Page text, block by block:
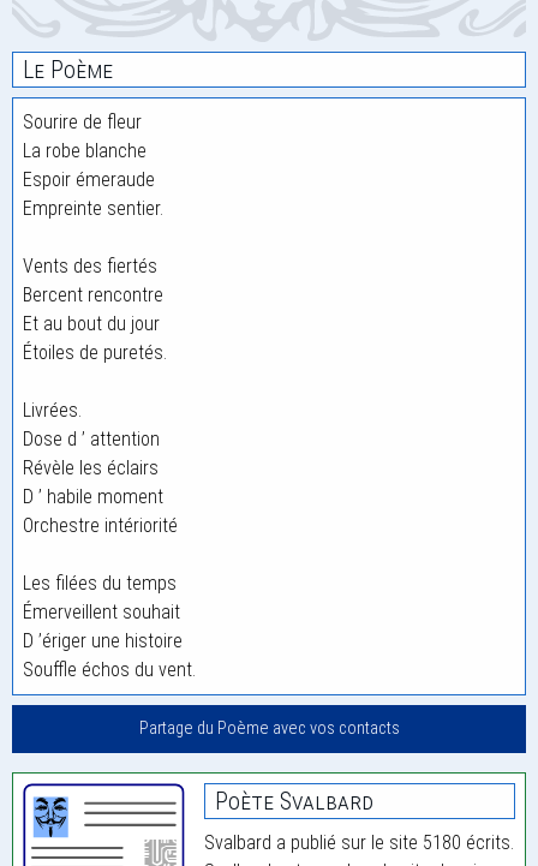
Le Poème
Sourire de fleur
La robe blanche
Espoir émeraude
Empreinte sentier.
Vents des fiertés
Bercent rencontre
Et au bout du jour
Étoiles de puretés.
Livrées.
Dose d ’ attention
Révèle les éclairs
D ’ habile moment
Orchestre intériorité
Les filées du temps
Émerveillent souhait
D ’ériger une histoire
Souffle échos du vent.
Partage du Poème avec vos contacts
Poète Svalbard
Svalbard a publié sur le site 5180 écrits.